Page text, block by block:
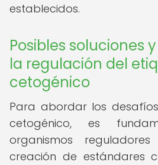
establecidos.
Posibles soluciones
la regulación del
cetogénico
Para abordar los
cetogénico, es
organismos
creación de estándares